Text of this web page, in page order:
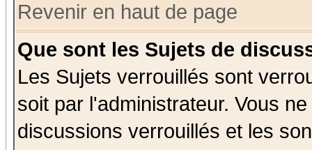
Revenir en haut de page
Que sont les Sujets de
Les Sujets verrouillés sont
soit par l'administrateur. Vous
discussions verrouillés et les